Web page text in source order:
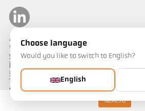
連絡先
ケラーパイロメータージャパン
〒487-0035
愛知県春日井市
藤山台1-4-1
担当：山田
Telephone: 090-1754-1909
e-mail: kellerjapan@outlook.jp
Choose language
Would you like to switch to English?
English